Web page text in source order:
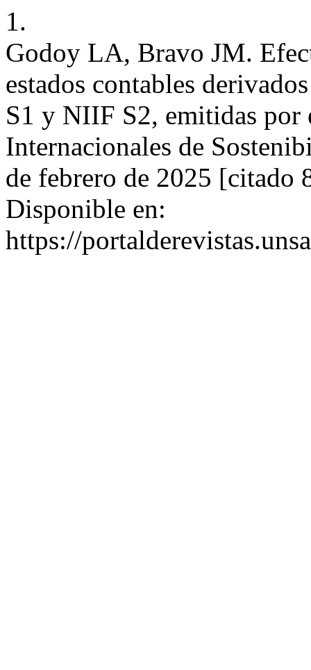
1.
Godoy LA, Bravo JM.
estados contables
S1 y NIIF S2, emitidas por
Internacionales de
de febrero de 2025 [citado
Disponible en:
https://